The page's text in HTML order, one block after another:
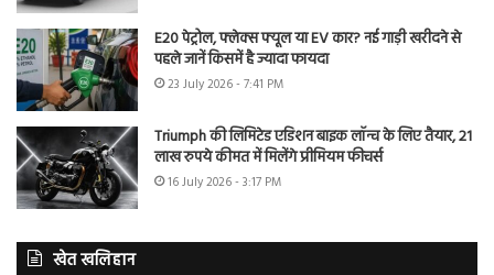
E20 पेट्रोल, फ्लेक्स फ्यूल या EV कार? नई गाड़ी खरीदने से
पहले जानें किसमें है ज्यादा फायदा
23 July 2026 - 7:41 PM
Triumph की लिमिटेड एडिशन बाइक लॉन्च के लिए तैयार, 21
लाख रुपये कीमत में मिलेंगे प्रीमियम फीचर्स
16 July 2026 - 3:17 PM
खेत खलिहान